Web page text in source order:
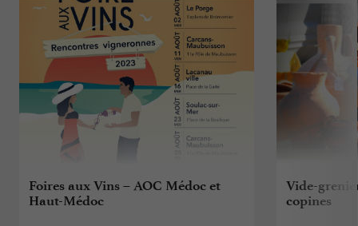
Foires aux Vins – AOC Médoc et
Haut-Médoc
Vide-
copines